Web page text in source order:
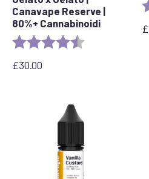
Canavape Reserve |
80%+ Cannabinoidi
Valutazione:
£30.00
£